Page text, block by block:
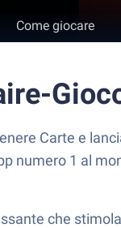
Come giocare
Carte e
numero 1 al
che